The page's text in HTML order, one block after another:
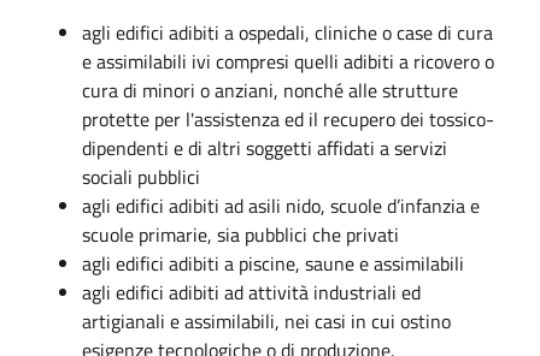
agli edifici adibiti a ospedali, cliniche o case di cura
e assimilabili ivi compresi quelli adibiti a ricovero o
cura di minori o anziani, nonché alle strutture
protette per l'assistenza ed il recupero dei tossico-
dipendenti e di altri soggetti affidati a servizi
sociali pubblici
agli edifici adibiti ad asili nido, scuole d’infanzia e
scuole primarie, sia pubblici che privati
agli edifici adibiti a piscine, saune e assimilabili
agli edifici adibiti ad attività industriali ed
artigianali e assimilabili, nei casi in cui ostino
esigenze tecnologiche o di produzione.